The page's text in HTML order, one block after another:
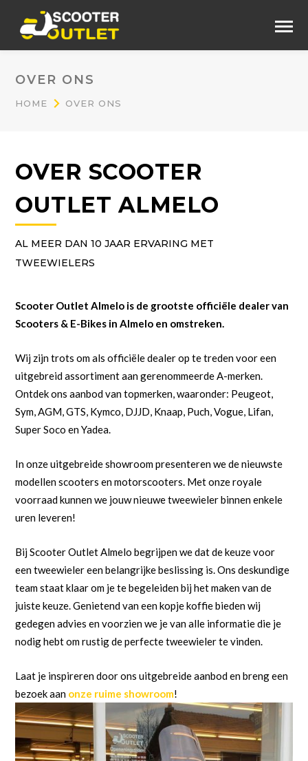
OVER ONS
HOME OVER ONS
OVER SCOOTER
OUTLET ALMELO
AL MEER DAN 10 JAAR ERVARING MET
TWEEWIELERS
Scooter Outlet Almelo is de grootste officiële dealer van
Scooters & E-Bikes in Almelo en omstreken.
Wij zijn trots om als officiële dealer op te treden voor een
uitgebreid assortiment aan gerenommeerde A-merken.
Ontdek ons aanbod van topmerken, waaronder: Peugeot,
Sym, AGM, GTS, Kymco, DJJD, Knaap, Puch, Vogue, Lifan,
Super Soco en Yadea.
In onze uitgebreide showroom presenteren we de nieuwste
modellen scooters en motorscooters. Met onze royale
voorraad kunnen we jouw nieuwe tweewieler binnen enkele
uren leveren!
Bij Scooter Outlet Almelo begrijpen we dat de keuze voor
een tweewieler een belangrijke beslissing is. Ons deskundige
team staat klaar om je te begeleiden bij het maken van de
juiste keuze. Genietend van een kopje koffie bieden wij
gedegen advies en voorzien we je van alle informatie die je
nodig hebt om rustig de perfecte tweewieler te vinden.
Laat je inspireren door ons uitgebreide aanbod en breng een
bezoek aan onze ruime showroom!